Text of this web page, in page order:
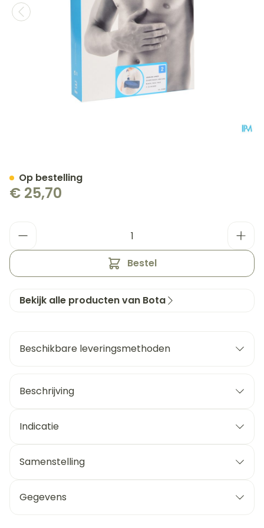
€ 25,70
Bestel
Op bestelling
Bekijk alle producten van Bota
Beschikbare leveringsmethoden
Beschrijving
Indicatie
Samenstelling
Gegevens